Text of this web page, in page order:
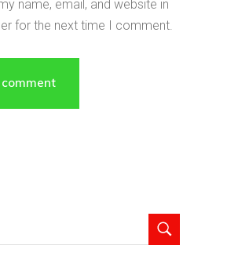
name, email, and website in
for the next time I comment.